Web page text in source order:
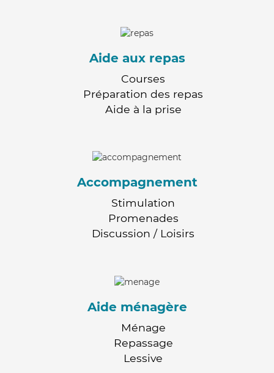
Aide aux repas
Courses
Préparation des repas
Aide à la prise
Accompagnement
Stimulation
Promenades
Discussion / Loisirs
Aide ménagère
Ménage
Repassage
Lessive